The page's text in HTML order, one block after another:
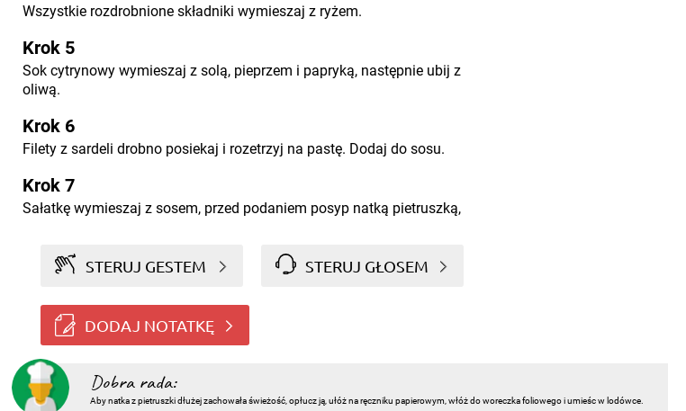
Wszystkie rozdrobnione składniki wymieszaj z ryżem.
Krok 5
Sok cytrynowy wymieszaj z solą, pieprzem i papryką, następnie ubij z
oliwą.
Krok 6
Filety z sardeli drobno posiekaj i rozetrzyj na pastę. Dodaj do sosu.
Krok 7
Sałatkę wymieszaj z sosem, przed podaniem posyp natką pietruszką,
STERUJ GESTEM STERUJ GŁOSEM
DODAJ NOTATKĘ
Dobra rada:
Aby natka z pietruszki dłużej zachowała świeżość, opłucz ją, ułóż na ręczniku papierowym, włóż do woreczka foliowego i umieśc w lodówce.